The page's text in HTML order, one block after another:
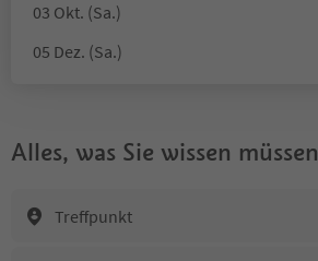
03 Okt. (Sa.)
05 Dez. (Sa.)
Alles, was Sie wissen müssen
Treffpunkt